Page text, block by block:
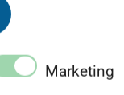
Marketing